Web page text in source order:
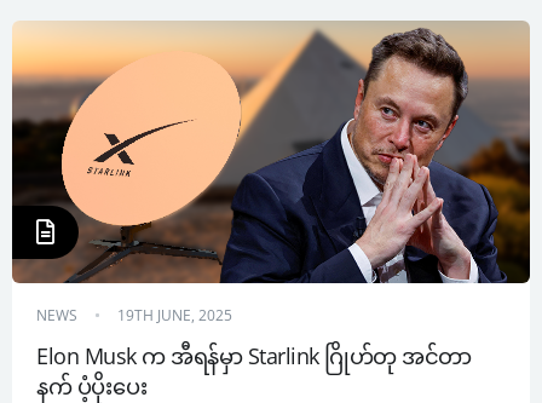
NEWS 19TH JUNE, 2025
Elon Musk က အီရန်မှာ Starlink ဂြိုဟ်တု အင်တာ
နက် ပံ့ပိုးပေး